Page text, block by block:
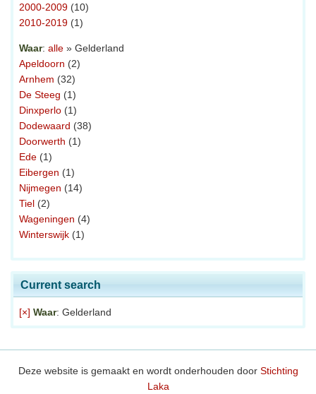
2000-2009 (10)
2010-2019 (1)
Waar: alle » Gelderland
Apeldoorn (2)
Arnhem (32)
De Steeg (1)
Dinxperlo (1)
Dodewaard (38)
Doorwerth (1)
Ede (1)
Eibergen (1)
Nijmegen (14)
Tiel (2)
Wageningen (4)
Winterswijk (1)
Current search
[×] Waar: Gelderland
Deze website is gemaakt en wordt onderhouden door Stichting
Laka